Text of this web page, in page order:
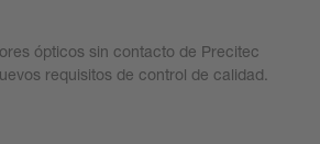
ópticos sin contacto de Precitec
requisitos de control de calidad.